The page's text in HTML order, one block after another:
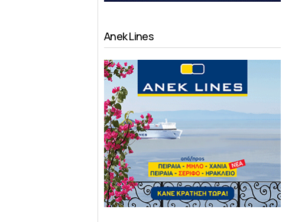
Anek Lines